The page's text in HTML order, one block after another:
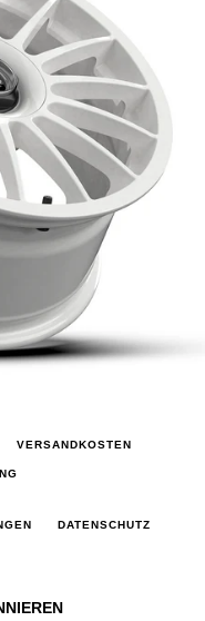
VERSANDKOSTEN
DATENSCHUTZ